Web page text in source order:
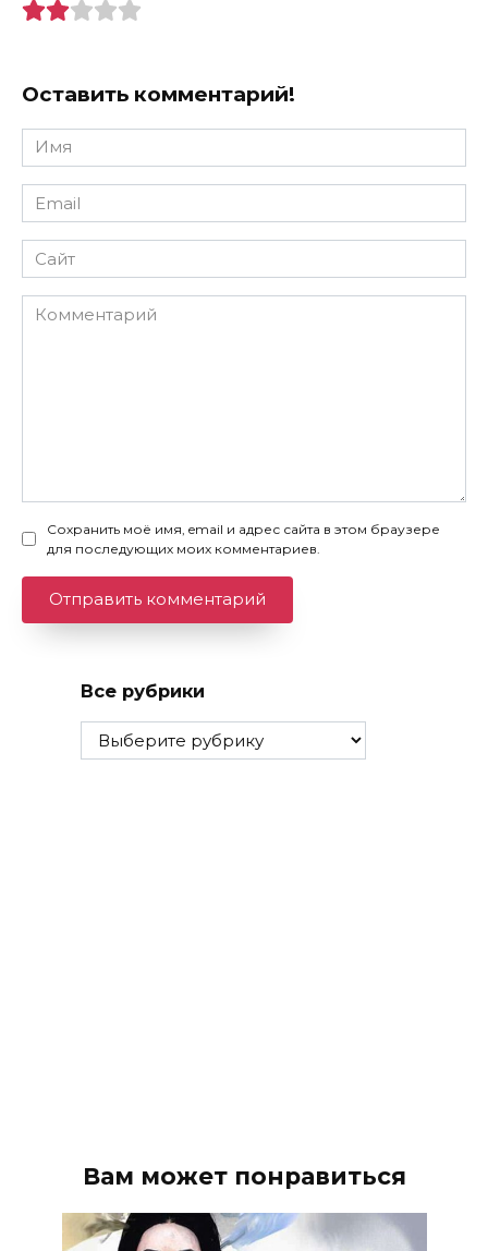
Оставить комментарий!
Имя
*
Email
*
Сайт
Комментарий
Сохранить моё имя, email и адрес сайта в этом браузере
для последующих моих комментариев.
Все рубрики
Все
рубрики
Вам может понравиться